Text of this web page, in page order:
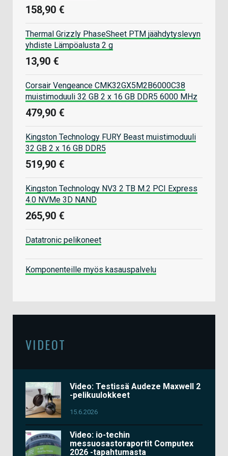
158,90 €
Thermal Grizzly PhaseSheet PTM jäähdytyslevyn
yhdiste Lämpöalusta 2 g
13,90 €
Corsair Vengeance CMK32GX5M2B6000C38
muistimoduuli 32 GB 2 x 16 GB DDR5 6000 MHz
479,90 €
Kingston Technology FURY Beast muistimoduuli
32 GB 2 x 16 GB DDR5
519,90 €
Kingston Technology NV3 2 TB M.2 PCI Express
4.0 NVMe 3D NAND
265,90 €
Datatronic pelikoneet
Komponenteille myös kasauspalvelu
VIDEOT
Video: Testissä Audeze Maxwell 2
-pelikuulokkeet
15.6.2026
Video: io-techin
messuosastoraportit Computex
2026 -tapahtumasta